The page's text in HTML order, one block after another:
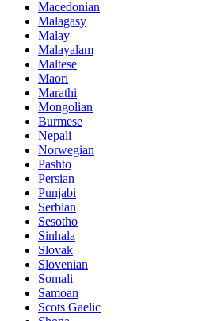
Macedonian
Malagasy
Malay
Malayalam
Maltese
Maori
Marathi
Mongolian
Burmese
Nepali
Norwegian
Pashto
Persian
Punjabi
Serbian
Sesotho
Sinhala
Slovak
Slovenian
Somali
Samoan
Scots Gaelic